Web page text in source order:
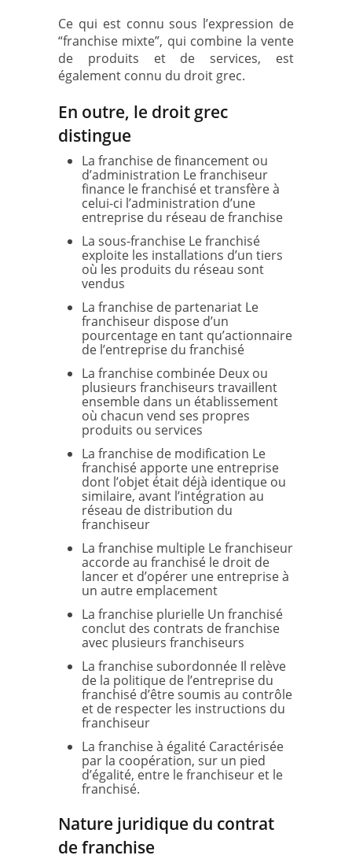
Ce qui est connu sous l’expression de
“franchise mixte”, qui combine la vente
de produits et de services, est
également connu du droit grec.
En outre, le droit grec
distingue
La franchise de financement ou
d’administration Le franchiseur
finance le franchisé et transfère à
celui-ci l’administration d’une
entreprise du réseau de franchise
La sous-franchise Le franchisé
exploite les installations d’un tiers
où les produits du réseau sont
vendus
La franchise de partenariat Le
franchiseur dispose d’un
pourcentage en tant qu’actionnaire
de l’entreprise du franchisé
La franchise combinée Deux ou
plusieurs franchiseurs travaillent
ensemble dans un établissement
où chacun vend ses propres
produits ou services
La franchise de modification Le
franchisé apporte une entreprise
dont l’objet était déjà identique ou
similaire, avant l’intégration au
réseau de distribution du
franchiseur
La franchise multiple Le franchiseur
accorde au franchisé le droit de
lancer et d’opérer une entreprise à
un autre emplacement
La franchise plurielle Un franchisé
conclut des contrats de franchise
avec plusieurs franchiseurs
La franchise subordonnée Il relève
de la politique de l’entreprise du
franchisé d’être soumis au contrôle
et de respecter les instructions du
franchiseur
La franchise à égalité Caractérisée
par la coopération, sur un pied
d’égalité, entre le franchiseur et le
franchisé.
Nature juridique du contrat
de franchise